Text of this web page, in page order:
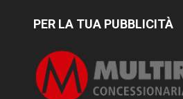
PER LA TUA PUBBLICITÀ